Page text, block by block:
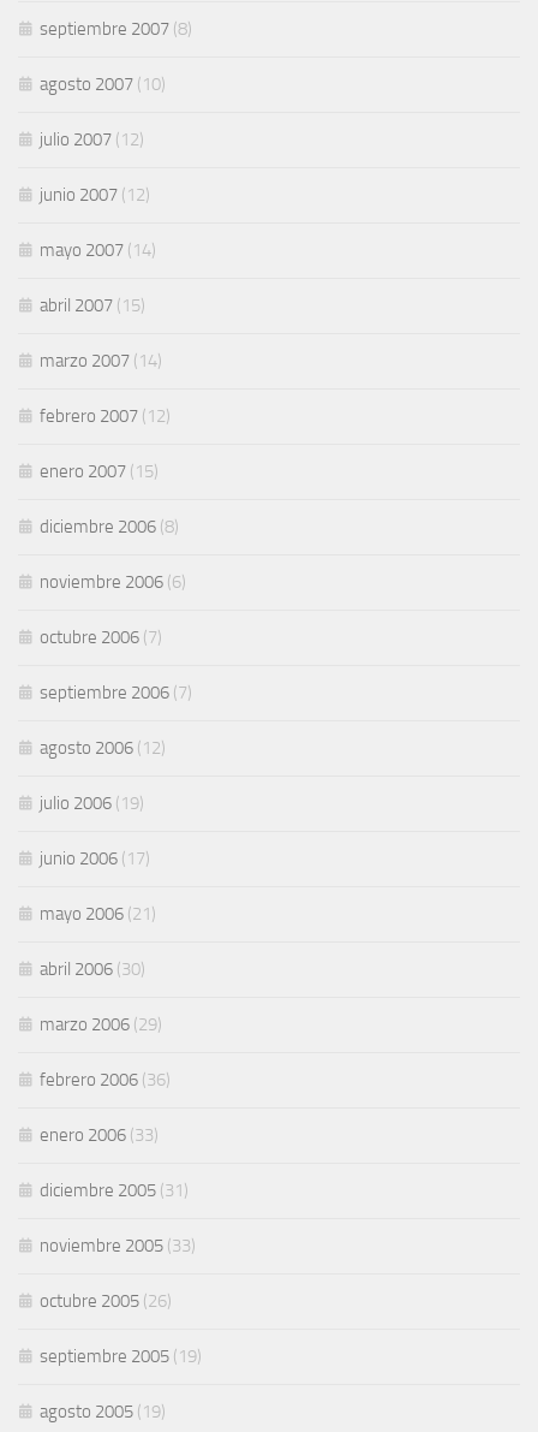
septiembre 2007 (8)
agosto 2007 (10)
julio 2007 (12)
junio 2007 (12)
mayo 2007 (14)
abril 2007 (15)
marzo 2007 (14)
febrero 2007 (12)
enero 2007 (15)
diciembre 2006 (8)
noviembre 2006 (6)
octubre 2006 (7)
septiembre 2006 (7)
agosto 2006 (12)
julio 2006 (19)
junio 2006 (17)
mayo 2006 (21)
abril 2006 (30)
marzo 2006 (29)
febrero 2006 (36)
enero 2006 (33)
diciembre 2005 (31)
noviembre 2005 (33)
octubre 2005 (26)
septiembre 2005 (19)
agosto 2005 (19)